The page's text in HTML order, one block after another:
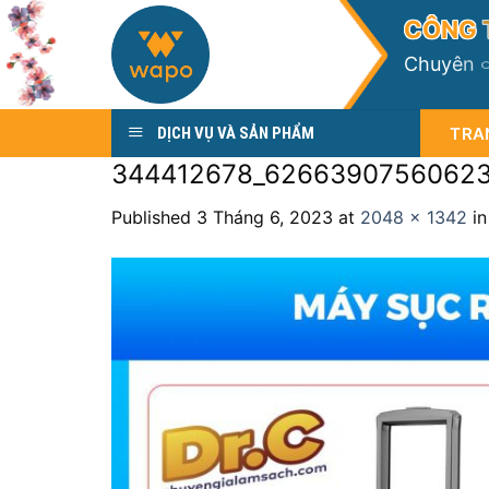
Skip
to
content
CÔNG
Chuyên c
DỊCH VỤ VÀ SẢN PHẨM
Published 3 Tháng 6, 2023 at 2048 × 1342 in